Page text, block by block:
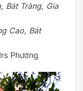
Bát Tràng, Gia
Cao, Bát
Phương